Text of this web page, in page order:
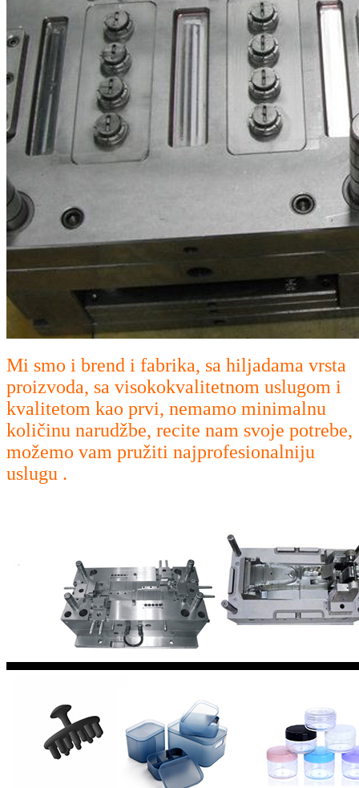
Mi smo i brend i fabrika, sa hiljadama vrsta
proizvoda, sa visokokvalitetnom uslugom i
kvalitetom kao prvi, nemamo minimalnu
količinu narudžbe, recite nam svoje potrebe,
možemo vam pružiti najprofesionalniju
uslugu .